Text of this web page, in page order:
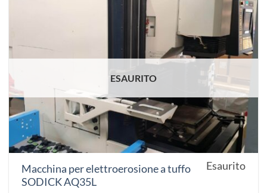
ESAURITO
Macchina per elettroerosione a tuffo
SODICK AQ35L
Esaurito